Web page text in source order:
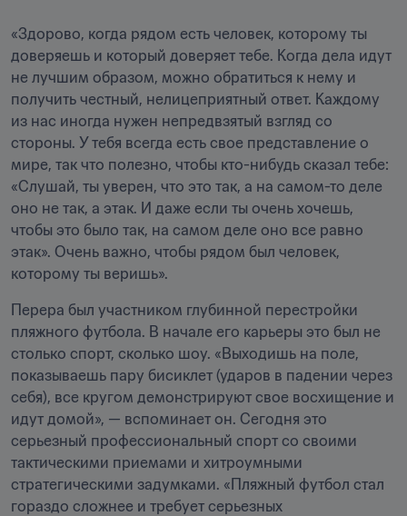
«Здорово, когда рядом есть человек, которому ты
доверяешь и который доверяет тебе. Когда дела идут
не лучшим образом, можно обратиться к нему и
получить честный, нелицеприятный ответ. Каждому
из нас иногда нужен непредвзятый взгляд со
стороны. У тебя всегда есть свое представление о
мире, так что полезно, чтобы кто-нибудь сказал тебе:
«Слушай, ты уверен, что это так, а на самом-то деле
оно не так, а этак. И даже если ты очень хочешь,
чтобы это было так, на самом деле оно все равно
этак». Очень важно, чтобы рядом был человек,
которому ты веришь».
Перера был участником глубинной перестройки
пляжного футбола. В начале его карьеры это был не
столько спорт, сколько шоу. «Выходишь на поле,
показываешь пару бисиклет (ударов в падении через
себя), все кругом демонстрируют свое восхищение и
идут домой», — вспоминает он. Сегодня это
серьезный профессиональный спорт со своими
тактическими приемами и хитроумными
стратегическими задумками. «Пляжный футбол стал
гораздо сложнее и требует серьезных